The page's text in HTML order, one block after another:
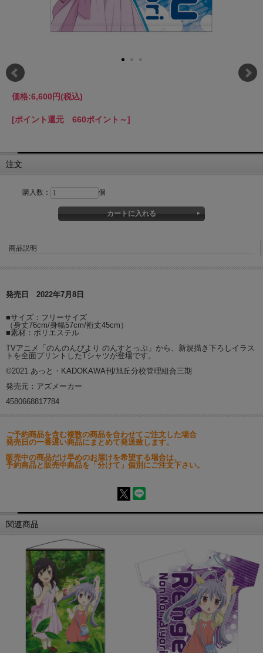
価格:6,600円(税込)
[ポイント還元 660ポイント～]
注文
購入数： 個
商品説明
発売日 2022年7月8日
■サイズ：フリーサイズ
（身丈76cm/身幅57cm/裄丈45cm）
■素材：ポリエステル
TVアニメ「のんのんびより のんすとっぷ」から、新規描き下ろしイラス
トを全面プリントしたTシャツが登場です。
©2021 あっと・KADOKAWA刊/旭丘分校管理組合三期
発売元：アズメーカー
4580668817784
ご予約商品を含む複数の商品を合わせてご注文した場合
発売日の一番遅い商品にまとめて発送致します。
販売中の商品だけ早めのお届けを希望する場合は、
予約商品と販売中商品を「分けて」個別にご注文下さい。
関連商品